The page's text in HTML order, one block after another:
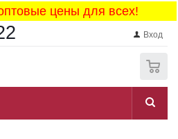
цены для всех!
Вход